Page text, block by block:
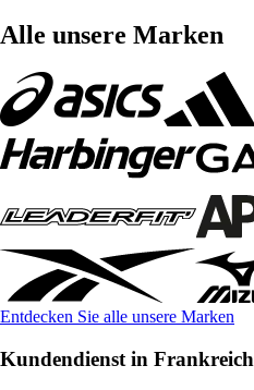
Alle unsere Marken
Entdecken Sie alle unsere Marken
Kundendienst in Frankreich